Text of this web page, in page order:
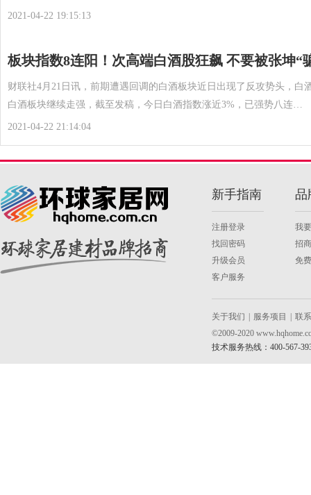
2021-04-22 19:15:13
板块指数8连阳！次高端白酒股狂飙 不要被张坤“
财联社4月21日讯，前期遭遇回调的白酒板块近日出现了反攻势头，
白酒板块继续走强，截至发稿，今日白酒指数涨近3%，已强势八连…
2021-04-22 21:14:04
新手指南
注册登录
找回密码
升级会员
客户服务
品
我
招
免
关于我们 服务项目
联
©2009-2020
技术服务热线：400-567-